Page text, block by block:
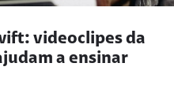
videoclipes da
a ensinar